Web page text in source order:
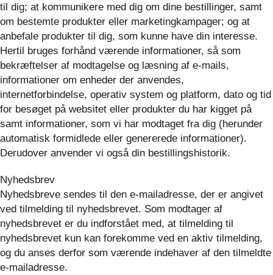
til dig; at kommunikere med dig om dine bestillinger, samt
om bestemte produkter eller marketingkampager; og at
anbefale produkter til dig, som kunne have din interesse.
Hertil bruges forhånd værende informationer, så som
bekræftelser af modtagelse og læsning af e-mails,
informationer om enheder der anvendes,
internetforbindelse, operativ system og platform, dato og tid
for besøget på websitet eller produkter du har kigget på
samt informationer, som vi har modtaget fra dig (herunder
automatisk formidlede eller genererede informationer).
Derudover anvender vi også din bestillingshistorik.
Nyhedsbrev
Nyhedsbreve sendes til den e-mailadresse, der er angivet
ved tilmelding til nyhedsbrevet. Som modtager af
nyhedsbrevet er du indforstået med, at tilmelding til
nyhedsbrevet kun kan forekomme ved en aktiv tilmelding,
og du anses derfor som værende indehaver af den tilmeldte
e-mailadresse.